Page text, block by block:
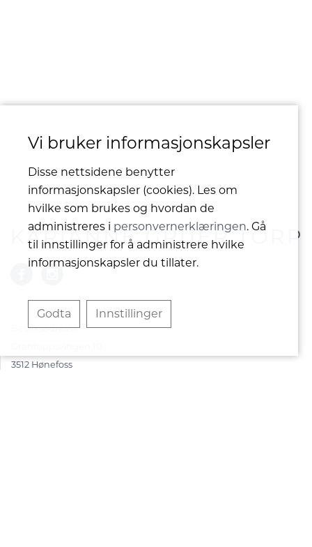
Besøksadresse:
3512 Hønefoss
Vi bruker informasjonskapsler
Disse nettsidene benytter
informasjonskapsler (cookies). Les om
hvilke som brukes og hvordan de
administreres i personvernerklæringen. Gå
til innstillinger for å administrere hvilke
informasjonskapsler du tillater.
Godta Innstillinger